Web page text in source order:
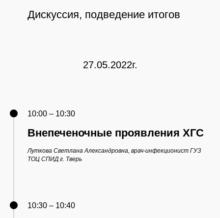
Дискуссия, подведение итогов
27.05.2022г.
10:00 – 10:30
Внепеченочные проявления ХГС
Луткова Светлана Александровна, врач-инфекционист ГУЗ
ТОЦ СПИД г. Тверь
10:30 – 10:40